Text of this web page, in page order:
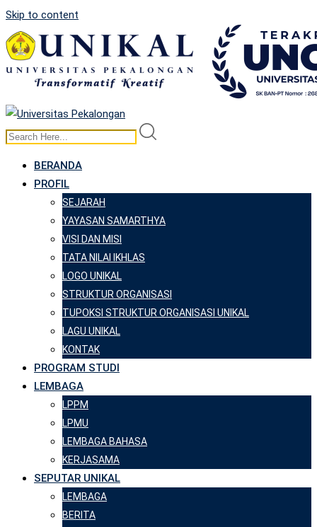
Skip to content
BERANDA
PROFIL
SEJARAH
YAYASAN SAMARTHYA
VISI DAN MISI
TATA NILAI IKHLAS
LOGO UNIKAL
STRUKTUR ORGANISASI
TUPOKSI STRUKTUR ORGANISASI UNIKAL
LAGU UNIKAL
KONTAK
PROGRAM STUDI
LEMBAGA
LPPM
LPMU
LEMBAGA BAHASA
KERJASAMA
SEPUTAR UNIKAL
LEMBAGA
BERITA